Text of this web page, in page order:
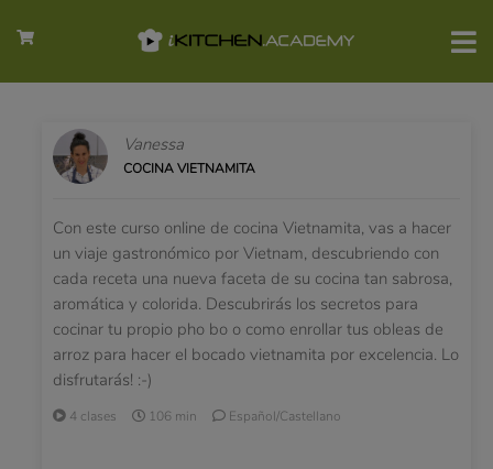
Vanessa
COCINA VIETNAMITA
Con este curso online de cocina Vietnamita, vas a hacer
un viaje gastronómico por Vietnam, descubriendo con
cada receta una nueva faceta de su cocina tan sabrosa,
aromática y colorida. Descubrirás los secretos para
cocinar tu propio pho bo o como enrollar tus obleas de
arroz para hacer el bocado vietnamita por excelencia. Lo
disfrutarás! :-)
4 clases 106 min Español/Castellano